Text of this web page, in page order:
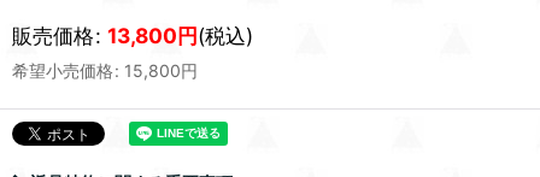
販売価格: 13,800円(税込)
希望小売価格: 15,800円